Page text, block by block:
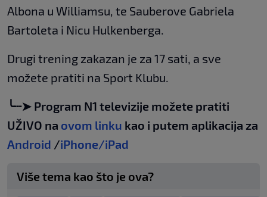
Albona u Williamsu, te Sauberove Gabriela
Bartoleta i Nicu Hulkenberga.
Drugi trening zakazan je za 17 sati, a sve
možete pratiti na Sport Klubu.
╰┈➤ Program N1 televizije možete pratiti
UŽIVO na ovom linku kao i putem aplikacija za
Android /iPhone/iPad
Više tema kao što je ova?